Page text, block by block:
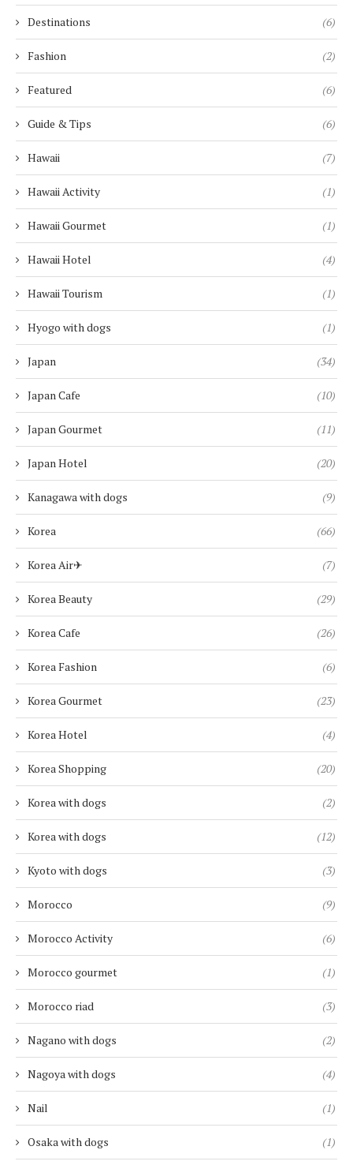
Destinations (6)
Fashion (2)
Featured (6)
Guide & Tips (6)
Hawaii (7)
Hawaii Activity (1)
Hawaii Gourmet (1)
Hawaii Hotel (4)
Hawaii Tourism (1)
Hyogo with dogs (1)
Japan (34)
Japan Cafe (10)
Japan Gourmet (11)
Japan Hotel (20)
Kanagawa with dogs (9)
Korea (66)
Korea Air✈︎ (7)
Korea Beauty (29)
Korea Cafe (26)
Korea Fashion (6)
Korea Gourmet (23)
Korea Hotel (4)
Korea Shopping (20)
Korea with dogs (2)
Korea with dogs (12)
Kyoto with dogs (3)
Morocco (9)
Morocco Activity (6)
Morocco gourmet (1)
Morocco riad (3)
Nagano with dogs (2)
Nagoya with dogs (4)
Nail (1)
Osaka with dogs (1)